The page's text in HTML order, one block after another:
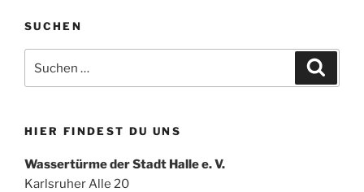
SUCHEN
nach:
HIER FINDEST DU UNS
Wassertürme der Stadt Halle e. V.
Karlsruher Alle 20